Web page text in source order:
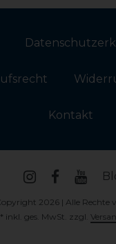
Kontakt
2026 | Alle Rechte
* inkl. ges. MwSt. zzgl.